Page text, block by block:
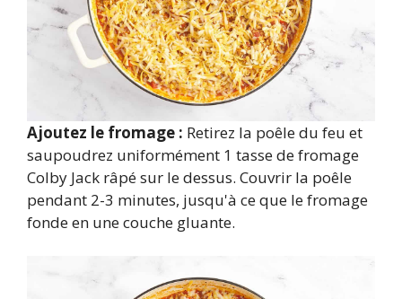
Ajoutez le fromage : Retirez la poêle du feu et
saupoudrez uniformément 1 tasse de fromage
Colby Jack râpé sur le dessus. Couvrir la poêle
pendant 2-3 minutes, jusqu'à ce que le fromage
fonde en une couche gluante.